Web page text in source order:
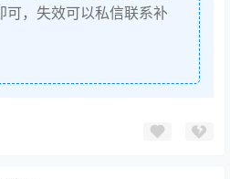
可，失效可以私信联系补